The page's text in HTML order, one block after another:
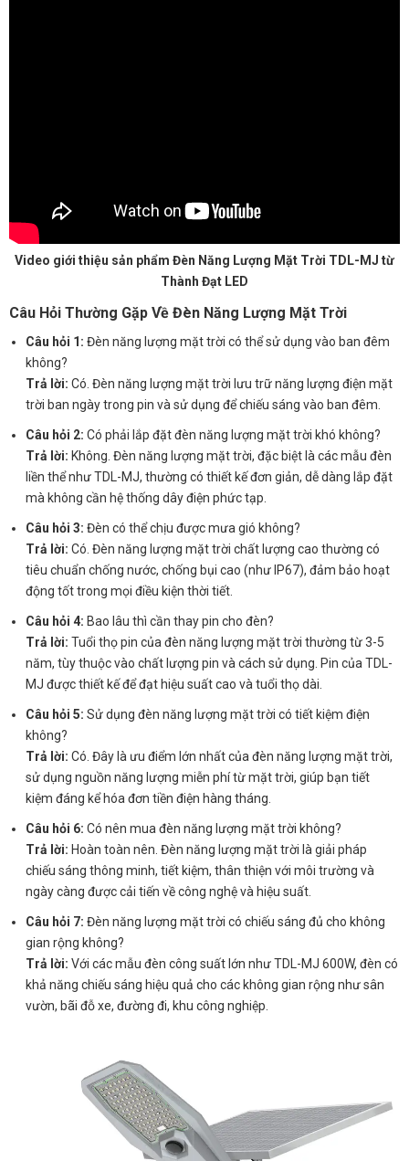
Video giới thiệu sản phẩm Đèn Năng Lượng Mặt Trời TDL-MJ từ
Thành Đạt LED
Câu Hỏi Thường Gặp Về Đèn Năng Lượng Mặt Trời
Câu hỏi 1: Đèn năng lượng mặt trời có thể sử dụng vào ban đêm
không?
Trả lời: Có. Đèn năng lượng mặt trời lưu trữ năng lượng điện mặt
trời ban ngày trong pin và sử dụng để chiếu sáng vào ban đêm.
Câu hỏi 2: Có phải lắp đặt đèn năng lượng mặt trời khó không?
Trả lời: Không. Đèn năng lượng mặt trời, đặc biệt là các mẫu đèn
liền thể như TDL-MJ, thường có thiết kế đơn giản, dễ dàng lắp đặt
mà không cần hệ thống dây điện phức tạp.
Câu hỏi 3: Đèn có thể chịu được mưa gió không?
Trả lời: Có. Đèn năng lượng mặt trời chất lượng cao thường có
tiêu chuẩn chống nước, chống bụi cao (như IP67), đảm bảo hoạt
động tốt trong mọi điều kiện thời tiết.
Câu hỏi 4: Bao lâu thì cần thay pin cho đèn?
Trả lời: Tuổi thọ pin của đèn năng lượng mặt trời thường từ 3-5
năm, tùy thuộc vào chất lượng pin và cách sử dụng. Pin của TDL-
MJ được thiết kế để đạt hiệu suất cao và tuổi thọ dài.
Câu hỏi 5: Sử dụng đèn năng lượng mặt trời có tiết kiệm điện
không?
Trả lời: Có. Đây là ưu điểm lớn nhất của đèn năng lượng mặt trời,
sử dụng nguồn năng lượng miễn phí từ mặt trời, giúp bạn tiết
kiệm đáng kể hóa đơn tiền điện hàng tháng.
Câu hỏi 6: Có nên mua đèn năng lượng mặt trời không?
Trả lời: Hoàn toàn nên. Đèn năng lượng mặt trời là giải pháp
chiếu sáng thông minh, tiết kiệm, thân thiện với môi trường và
ngày càng được cải tiến về công nghệ và hiệu suất.
Câu hỏi 7: Đèn năng lượng mặt trời có chiếu sáng đủ cho không
gian rộng không?
Trả lời: Với các mẫu đèn công suất lớn như TDL-MJ 600W, đèn có
khả năng chiếu sáng hiệu quả cho các không gian rộng như sân
vườn, bãi đỗ xe, đường đi, khu công nghiệp.